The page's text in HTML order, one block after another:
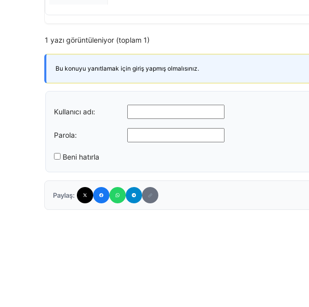
1 yazı görüntüleniyor (toplam 1)
Bu konuyu yanıtlamak için giriş yapmış olmalısınız.
Kullanıcı adı:
Parola:
Beni hatırla
Paylaş: